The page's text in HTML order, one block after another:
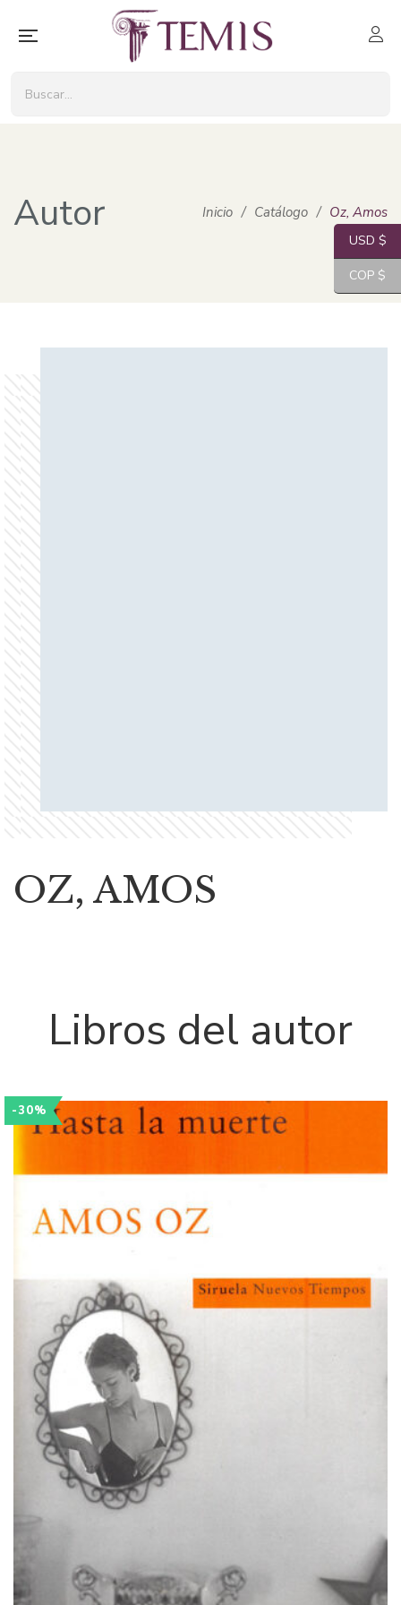
Autor Inicio / Catálogo / Oz, Amos
OZ, AMOS
Libros del autor
-30%
USD $
COP $